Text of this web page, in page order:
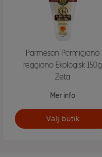
Parmesan Parmigiano
reggiano Ekologisk 150g
Zeta
Mer info
Välj butik